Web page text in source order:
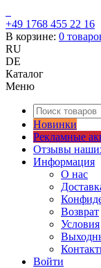
+49 1768 455 22 16
В корзине: 0
RU
DE
Каталог
Меню
Новинки
Рекламные
Отзывы
Информация
О нас
Возврат
Условия
Войти